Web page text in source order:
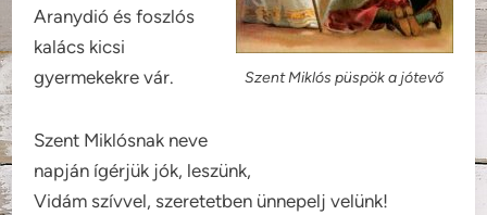
Szent Miklós püspök a jótevő
Aranydió és foszlós
kalács kicsi
gyermekekre vár.
Szent Miklósnak neve
napján ígérjük jók, leszünk,
Vidám szívvel, szeretetben ünnepelj velünk!